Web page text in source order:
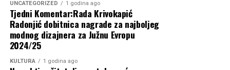
godine,: slavio u svim Županijama u RH.,
ministrica obrane.
Kamenko Šutalo trebao bi biti nositelj liste za područje
Sarajeva i Bosansko-podrinjske županije, dok će Mato
UNCATEGORIZED 1 godina ago
Tjedni Komentar:Rada Krivokapić
Radonjić dobitnica nagrade za najboljeg
modnog dizajnera za Južnu Evropu
2024/25
KULTURA 1 godina ago